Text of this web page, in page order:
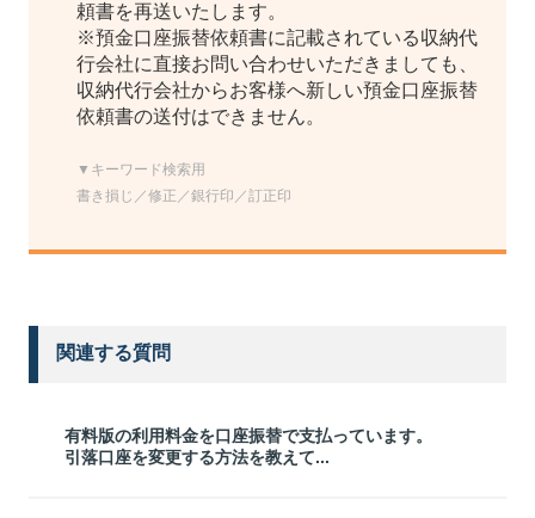
頼書を再送いたします。
※預金口座振替依頼書に記載されている収納代
行会社に直接お問い合わせいただきましても、
収納代行会社からお客様へ新しい預金口座振替
依頼書の送付はできません。
▼キーワード検索用
書き損じ／修正／銀行印／訂正印
関連する質問
有料版の利用料金を口座振替で支払っています。
引落口座を変更する方法を教えて...